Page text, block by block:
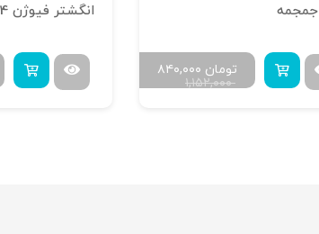
جمجمه
۱,۱۵۲,۰۰۰
۸۴۰,۰۰۰ تومان
انگشتر فیوژن 04